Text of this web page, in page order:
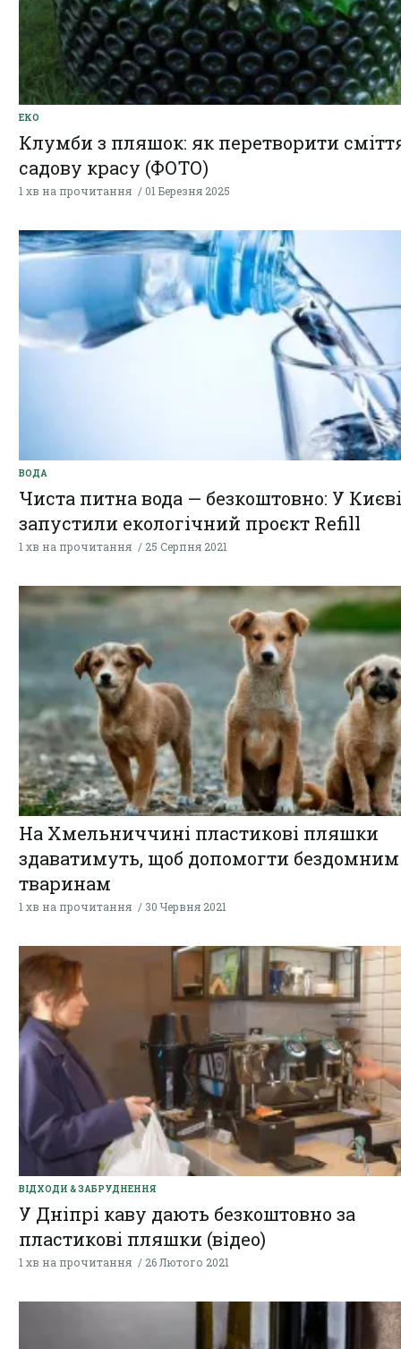
ЕКО
Клумби з пляшок: як перетворити
садову красу (ФОТО)
1 хв на прочитання 01 Березня 2025
ВОДА
Чиста питна вода — безкоштовно: У Києві
запустили екологічний проєкт Refill
1 хв на прочитання 25 Серпня 2021
На Хмельниччині пластикові пляшки
здаватимуть, щоб допомогти бездомним
тваринам
1 хв на прочитання 30 Червня 2021
ВІДХОДИ & ЗАБРУДНЕННЯ
У Дніпрі каву дають безкоштовно за
пластикові пляшки (відео)
1 хв на прочитання 26 Лютого 2021